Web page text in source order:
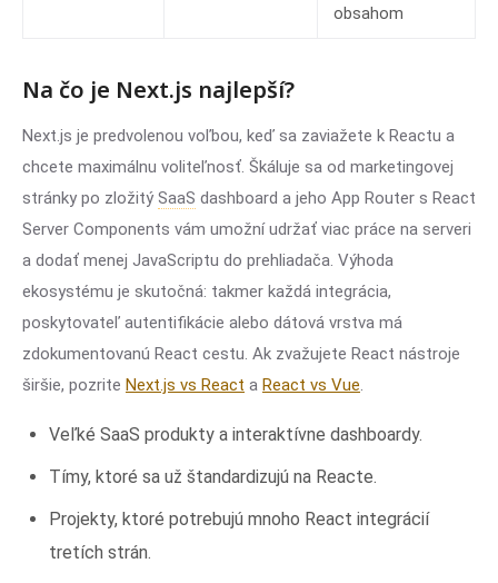
obsahom
Na čo je Next.js najlepší?
Next.js je predvolenou voľbou, keď sa zaviažete k Reactu a
chcete maximálnu voliteľnosť. Škáluje sa od marketingovej
stránky po zložitý SaaS dashboard a jeho App Router s React
Server Components vám umožní udržať viac práce na serveri
a dodať menej JavaScriptu do prehliadača. Výhoda
ekosystému je skutočná: takmer každá integrácia,
poskytovateľ autentifikácie alebo dátová vrstva má
zdokumentovanú React cestu. Ak zvažujete React nástroje
širšie, pozrite Next.js vs React a React vs Vue.
Veľké SaaS produkty a interaktívne dashboardy.
Tímy, ktoré sa už štandardizujú na Reacte.
Projekty, ktoré potrebujú mnoho React integrácií
tretích strán.